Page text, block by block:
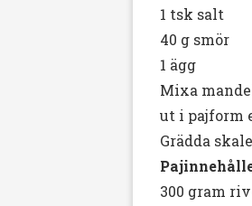
1 tsk salt
40 g smör
1 ägg
Mixa
ut i pajform
Grädda
300 gram